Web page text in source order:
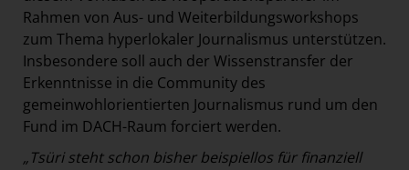
Rahmen von Aus- und Weiterbildungsworkshops
zum Thema hyperlokaler Journalismus unterstützen.
Insbesondere soll auch der Wissenstransfer der
Erkenntnisse in die Community des
gemeinwohlorientierten Journalismus rund um den
Fund im DACH-Raum forciert werden.
„Tsüri steht schon bisher beispiellos für finanziell